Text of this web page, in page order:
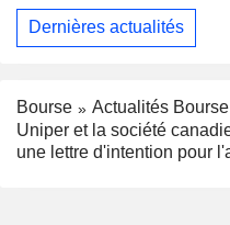
Dernières actualités
Bourse
Actualités Bourse
Uniper et la société
une lettre d'intention pour